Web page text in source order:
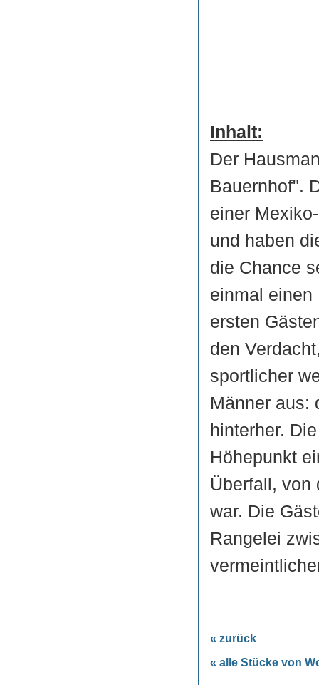
Inhalt:
Der
Bauernhof".
einer
und haben
die Chance
einmal einen
ersten
den
sportlicher
Männer aus:
hinterher.
Höhepunkt
Überfall, von
war. Die
Rangelei
« zurück
« alle Stücke von